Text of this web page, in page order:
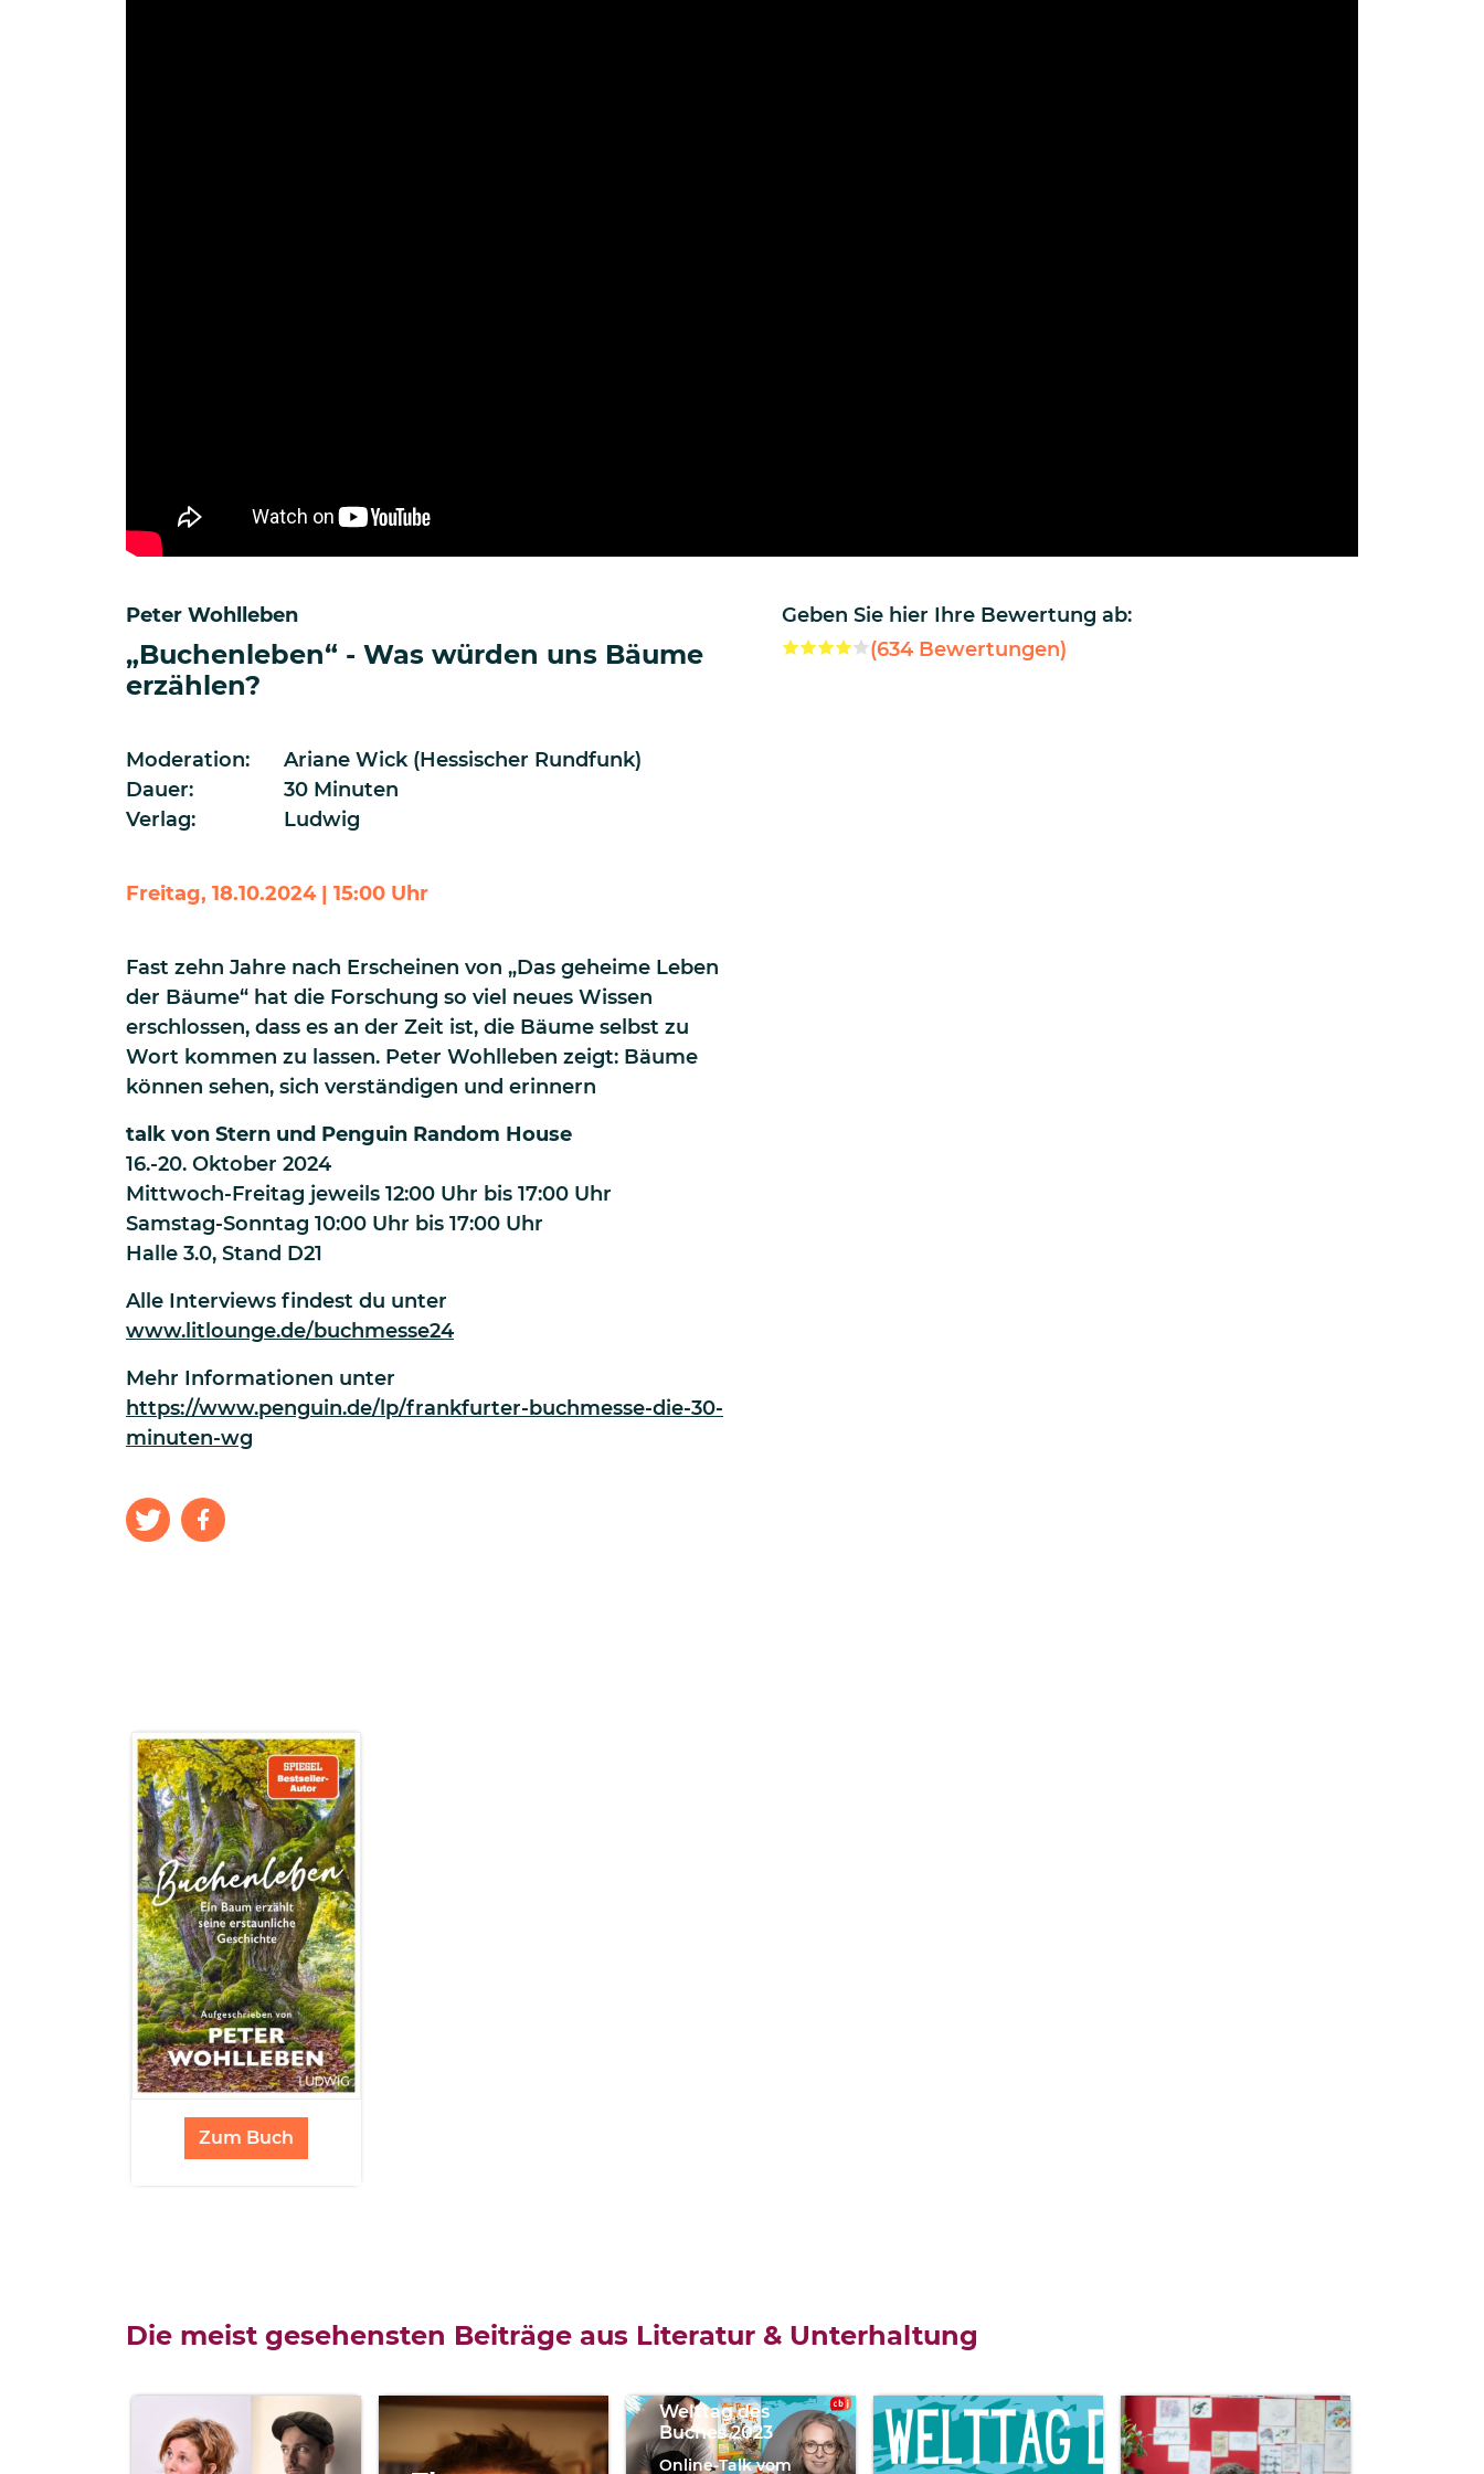
Geben Sie hier Ihre Bewertung ab:
(634 Bewertungen)
Peter Wohlleben
„Buchenleben“ - Was würden uns Bäume
erzählen?
Moderation:
Ariane Wick (Hessischer Rundfunk)
Dauer:
30 Minuten
Verlag:
Ludwig
Freitag, 18.10.2024 | 15:00 Uhr
Fast zehn Jahre nach Erscheinen von „Das geheime Leben
der Bäume“ hat die Forschung so viel neues Wissen
erschlossen, dass es an der Zeit ist, die Bäume selbst zu
Wort kommen zu lassen. Peter Wohlleben zeigt: Bäume
können sehen, sich verständigen und erinnern
talk von Stern und Penguin Random House
16.-20. Oktober 2024
Mittwoch-Freitag jeweils 12:00 Uhr bis 17:00 Uhr
Samstag-Sonntag 10:00 Uhr bis 17:00 Uhr
Halle 3.0, Stand D21
Alle Interviews findest du unter
www.litlounge.de/buchmesse24
Mehr Informationen unter
https://www.penguin.de/lp/frankfurter-buchmesse-die-30-
minuten-wg
Zum Buch
Die meist gesehensten Beiträge aus Literatur & Unterhaltung
Reschke,
Timo
Welttag des
Buches 2023
Online-Talk vom